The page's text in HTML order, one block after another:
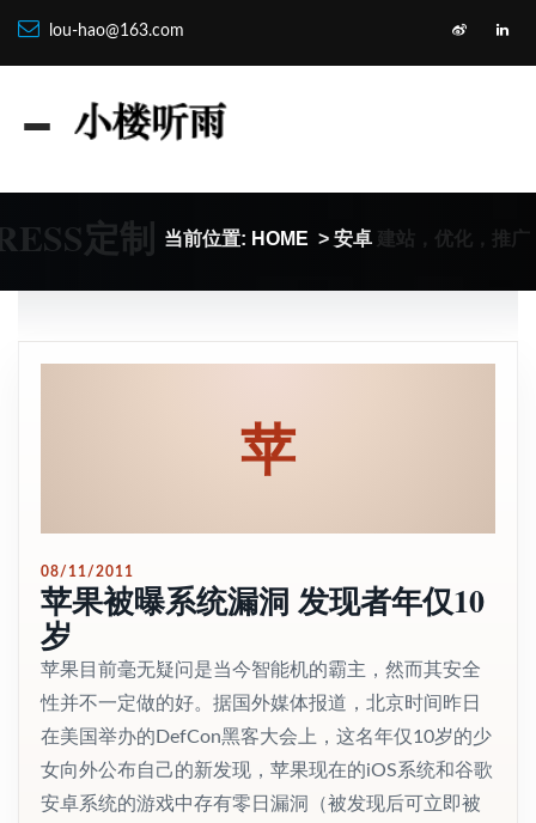
lou-hao@163.com
定制 当前位置: HOME > 安卓 建站，优化，推广
苹
08/11/2011
苹果被曝系统漏洞 发现者年仅10
岁
苹果目前毫无疑问是当今智能机的霸主，然而其安全
性并不一定做的好。据国外媒体报道，北京时间昨日
在美国举办的DefCon黑客大会上，这名年仅10岁的少
女向外公布自己的新发现，苹果现在的iOS系统和谷歌
安卓系统的游戏中存有零日漏洞（被发现后可立即被